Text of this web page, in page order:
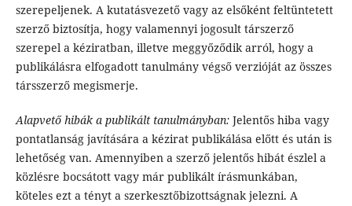
szerepeljenek. A kutatásvezető vagy az elsőként feltüntetett
szerző biztosítja, hogy valamennyi jogosult társzerző
szerepel a kéziratban, illetve meggyőződik arról, hogy a
publikálásra elfogadott tanulmány végső verzióját az összes
társszerző megismerje.
Alapvető hibák a publikált tanulmányban:Jelentős hiba vagy
pontatlanság javítására a kézirat publikálása előtt és után is
lehetőség van. Amennyiben a szerző jelentős hibát észlel a
közlésre bocsátott vagy már publikált írásmunkában,
köteles ezt a tényt a szerkesztőbizottságnak jelezni. A